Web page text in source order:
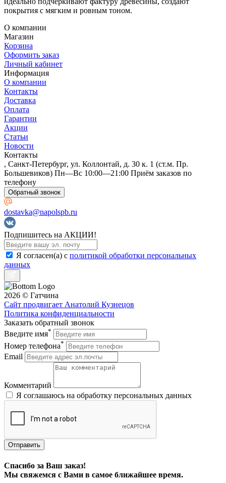
покрытия с мягким и ровным тоном.
О компании
Магазин
Корзина
Оформить заказ
Личный кабинет
Информация
О компании
Контакты
Доставка
Оплата
Гарантии
Акции
Статьи
Новости
Контакты
, Санкт-Петербург, ул. Коллонтай, д. 30 к. 1 (ст.м. Пр.
Большевиков) Пн—Вс 10:00—21:00 Приём заказов по
телефону
Обратный звонок
dostavka@napolspb.ru
Подпишитесь на АКЦИИ!
Я согласен(a) с политикой обработки персональных
данных
2026 © Гатчина
Сайт продвигает Анатолий Кузнецов
Политика конфиденциальности
Заказать обратный звонок
Введите имя*
Номер телефона*
Email
Комментарий
Я соглашаюсь на обработку персональных данных
Отправить
Спасибо за Ваш заказ!
Мы свяжемся с Вами в самое ближайшее время.